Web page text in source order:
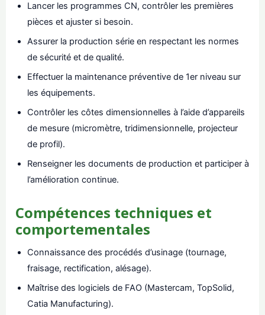
Lancer les programmes CN, contrôler les premières
pièces et ajuster si besoin.
Assurer la production série en respectant les normes
de sécurité et de qualité.
Effectuer la maintenance préventive de 1er niveau sur
les équipements.
Contrôler les côtes dimensionnelles à l’aide d’appareils
de mesure (micromètre, tridimensionnelle, projecteur
de profil).
Renseigner les documents de production et participer à
l’amélioration continue.
Compétences techniques et
comportementales
Connaissance des procédés d’usinage (tournage,
fraisage, rectification, alésage).
Maîtrise des logiciels de FAO (Mastercam, TopSolid,
Catia Manufacturing).